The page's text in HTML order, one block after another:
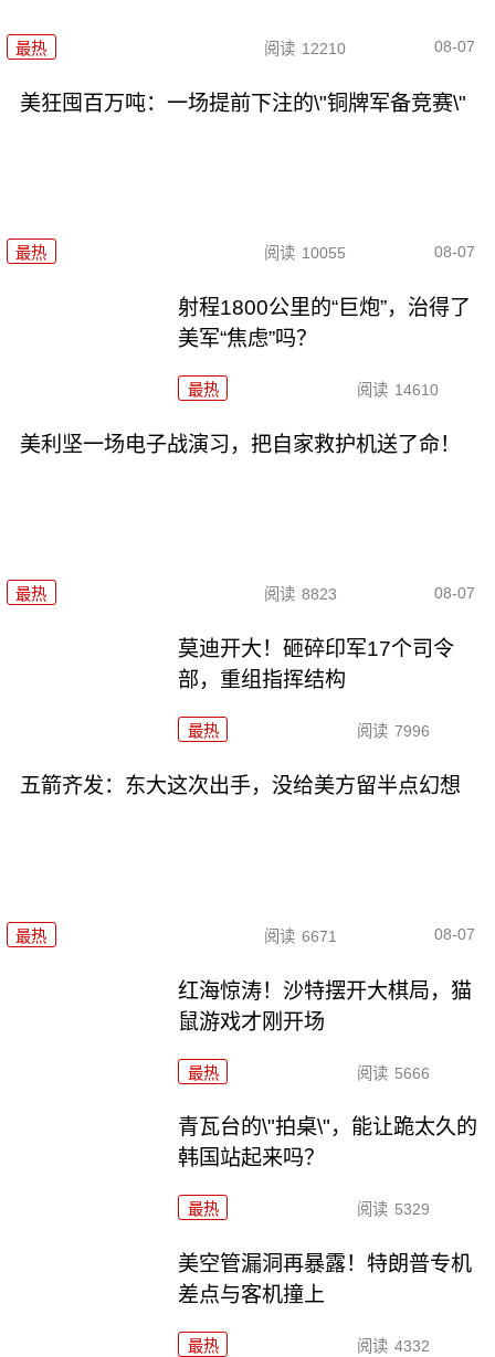
最热 阅读 12210 08-07
美狂囤百万吨：一场提前下注的\"铜牌军备竞赛\"
最热 阅读 10055 08-07
射程1800公里的“巨炮”，治得了
美军“焦虑”吗？
最热 阅读 14610
美利坚一场电子战演习，把自家救护机送了命！
最热 阅读 8823 08-07
莫迪开大！砸碎印军17个司令
部，重组指挥结构
最热 阅读 7996
五箭齐发：东大这次出手，没给美方留半点幻想
最热 阅读 6671 08-07
红海惊涛！沙特摆开大棋局，猫
鼠游戏才刚开场
最热 阅读 5666
青瓦台的\"拍桌\"，能让跪太久的
韩国站起来吗？
最热 阅读 5329
美空管漏洞再暴露！特朗普专机
差点与客机撞上
最热 阅读 4332